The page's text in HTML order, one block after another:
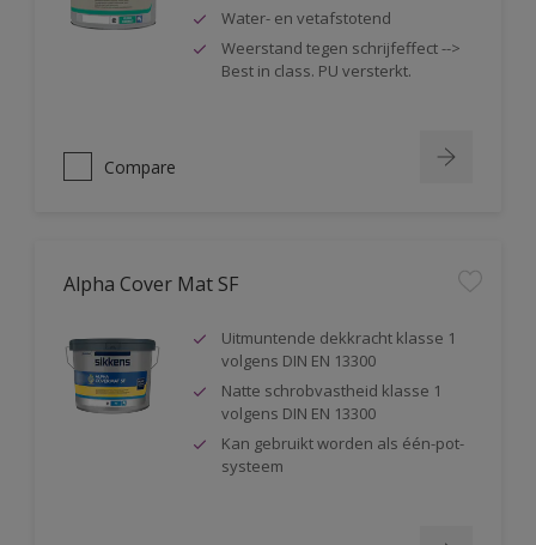
Water- en vetafstotend
Weerstand tegen schrijfeffect -->
Best in class. PU versterkt.
Compare
Alpha Cover Mat SF
Uitmuntende dekkracht klasse 1
volgens DIN EN 13300
Natte schrobvastheid klasse 1
volgens DIN EN 13300
Kan gebruikt worden als één-pot-
systeem